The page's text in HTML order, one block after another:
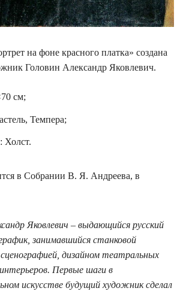
на фоне красного платка» создана
Головин Александр Яковлевич.
см;
Темпера;
Холст.
в Собрании В. Я. Андреева, в
Яковлевич – выдающийся русский
занимавшийся станковой
дизайном театральных
Первые шаги в
искусстве будущий художник сделал